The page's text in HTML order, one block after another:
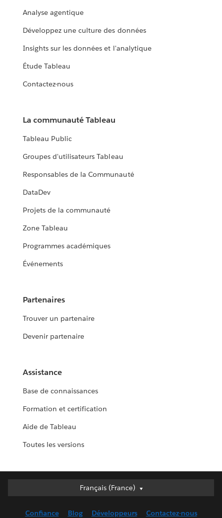
Analyse agentique
Développez une culture des données
Insights sur les données et l'analytique
Étude Tableau
Contactez-nous
La communauté Tableau
Tableau Public
Groupes d'utilisateurs Tableau
Responsables de la Communauté
DataDev
Projets de la communauté
Zone Tableau
Programmes académiques
Événements
Partenaires
Trouver un partenaire
Devenir partenaire
Assistance
Base de connaissances
Formation et certification
Aide de Tableau
Toutes les versions
Français (France)
Français (France)
English (UK)
Confiance Blog Développeurs Contactez-nous